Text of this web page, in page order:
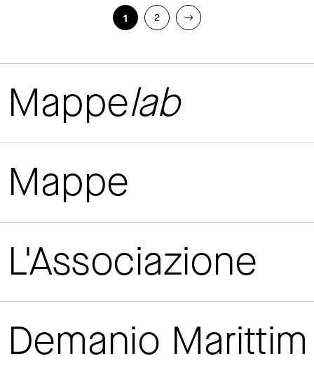
1 2
Mappelab
Mappe
L'Associazione
Demanio